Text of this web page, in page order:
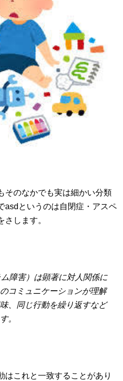
そのなかでも実は細かい分類
asdというのは自閉症・アスペ
さします。
障害）は顕著に対人関係に
コミュニケーションが理解
、同じ行動を繰り返すなど
。
はこれと一致することがあり